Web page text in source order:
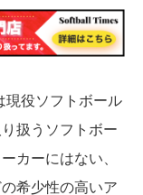
現役ソフトボール
扱うソフトボー
カーにはない、
希少性の高いア